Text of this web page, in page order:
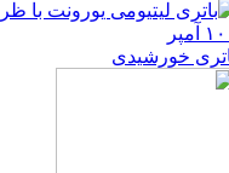
خورشیدی